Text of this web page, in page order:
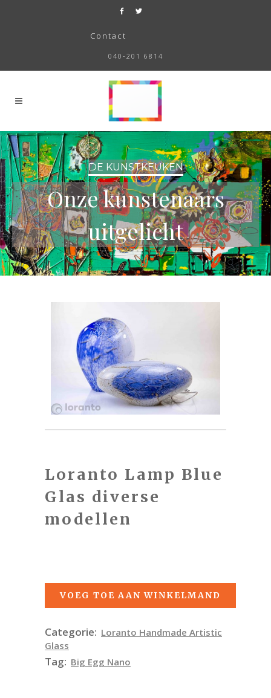
Contact
040-201 6814
DE KUNSTKEUKEN
Onze kunstenaars
uitgelicht
Loranto Lamp Blue
Glas diverse
modellen
VOEG TOE AAN WINKELMAND
Categorie: Loranto Handmade Artistic
Glass
Tag: Big Egg Nano